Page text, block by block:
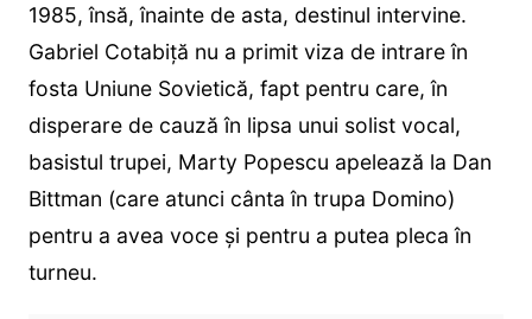
1985, însă, înainte de asta, destinul intervine.
Gabriel Cotabiță nu a primit viza de intrare în
fosta Uniune Sovietică, fapt pentru care, în
disperare de cauză în lipsa unui solist vocal,
basistul trupei, Marty Popescu apelează la Dan
Bittman (care atunci cânta în trupa Domino)
pentru a avea voce și pentru a putea pleca în
turneu.